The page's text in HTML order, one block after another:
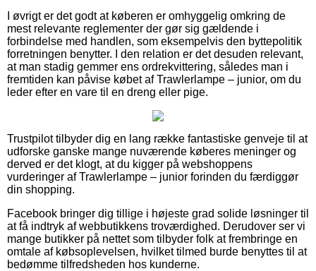
I øvrigt er det godt at køberen er omhyggelig omkring de
mest relevante reglementer der gør sig gældende i
forbindelse med handlen, som eksempelvis den byttepolitik
forretningen benytter. I den relation er det desuden relevant,
at man stadig gemmer ens ordrekvittering, således man i
fremtiden kan påvise købet af Trawlerlampe – junior, om du
leder efter en vare til en dreng eller pige.
Trustpilot tilbyder dig en lang række fantastiske genveje til at
udforske ganske mange nuværende køberes meninger og
derved er det klogt, at du kigger på webshoppens
vurderinger af Trawlerlampe – junior forinden du færdiggør
din shopping.
Facebook bringer dig tillige i højeste grad solide løsninger til
at få indtryk af webbutikkens troværdighed. Derudover ser vi
mange butikker på nettet som tilbyder folk at frembringe en
omtale af købsoplevelsen, hvilket tilmed burde benyttes til at
bedømme tilfredsheden hos kunderne.